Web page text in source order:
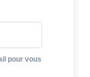
pour vous